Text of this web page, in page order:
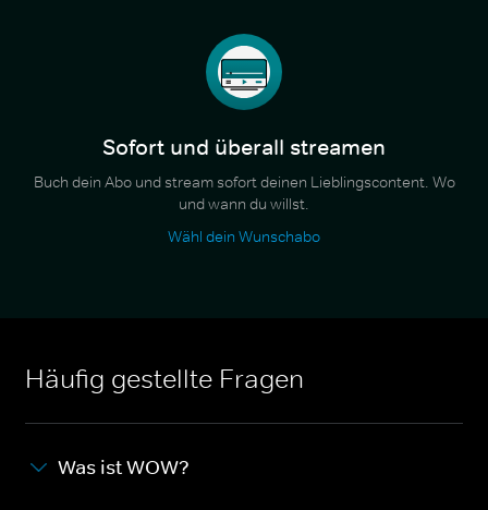
Sofort und überall streamen
Buch dein Abo und stream sofort deinen Lieblingscontent. Wo
und wann du willst.
Wähl dein Wunschabo
Häufig gestellte Fragen
Was ist WOW?